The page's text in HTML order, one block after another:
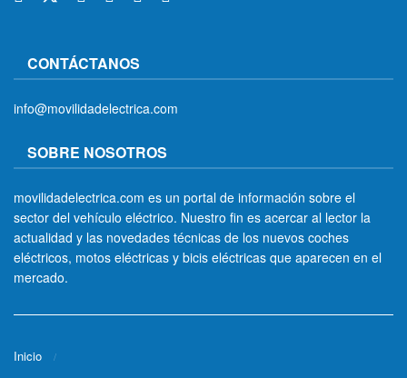
CONTÁCTANOS
info@movilidadelectrica.com
SOBRE NOSOTROS
movilidadelectrica.com es un portal de información sobre el
sector del vehículo eléctrico. Nuestro fin es acercar al lector la
actualidad y las novedades técnicas de los nuevos coches
eléctricos, motos eléctricas y bicis eléctricas que aparecen en el
mercado.
Inicio